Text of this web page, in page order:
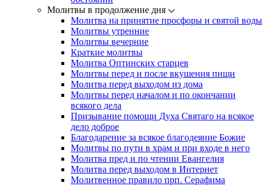
Молитвы в продолжение дня
Молитва на принятие просфоры и святой воды
Молитвы утренние
Молитвы вечерние
Краткие молитвы
Молитва Оптинских старцев
Молитвы перед и после вкушения пищи
Молитва перед выходом из дома
Молитвы перед началом и по окончании
всякого дела
Призывание помощи Духа Святаго на всякое
дело доброе
Благодарение за всякое благодеяние Божие
Молитвы по пути в храм и при входе в него
Молитва пред и по чтении Евангелия
Молитва перед выходом в Интернет
Молитвенное правило прп. Серафима